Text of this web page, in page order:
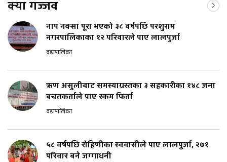
क्या गज्जव
नाप नक्सा पूरा भएको ३८ वर्षपछि परशुराम
नगरपालिकाका १२ परिवारले पाए लालपुर्जा
वडापालिका
ऋण असुलीबाट समस्याग्रस्तका ३ सहकारीका १४८ जना
बचतकर्ताले पाए रकम फिर्ता
वडापालिका
५८ वर्षपछि रोहिणीका स्ववासीले पाए लालपुर्जा, २७१
परिवार बने जग्गाधनी